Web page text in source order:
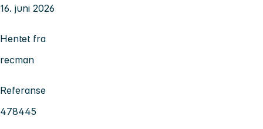
16. juni 2026
Hentet fra
recman
Referanse
478445